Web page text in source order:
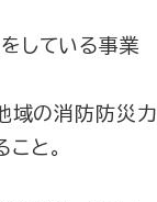
している事業
域の消防防災力
と。